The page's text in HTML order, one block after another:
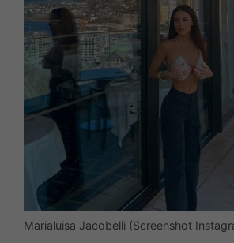
Marialuisa Jacobelli (Screenshot